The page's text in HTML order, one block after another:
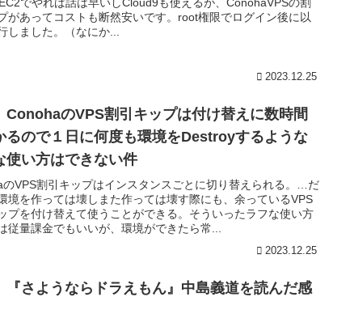
でやれば話は早いしCloud9も使えるが、ConohaVPSの割
があってコストも断然安いです。root権限でログイン後に以
しました。（なにか...
2023.12.25
ConohaのVPS割引キップは付け替えに数時間
るので１日に何度も環境をDestroyするような
使い方はできない件
のVPS割引キップはインスタンスごとに切り替えられる。…だ
境を作っては壊しまた作っては壊す際にも、余っているVPS
プを付け替えて使うことができる。そういったラフな使い方
従量課金でもいいが、環境ができたら常...
2023.12.25
『さようならドラえもん』中島義道を読んだ感